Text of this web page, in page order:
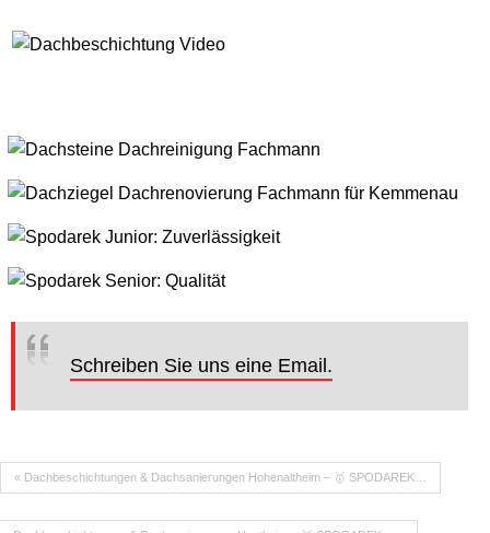
Schreiben Sie uns eine Email.
« Dachbeschichtungen & Dachsanierungen Hohenaltheim – 🥇 SPODAREK…